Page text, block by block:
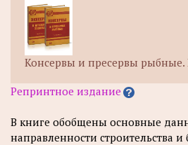
Консервы и пресервы рыбные.
Репринтное издание
В книге обобщены основные
направленности строительства